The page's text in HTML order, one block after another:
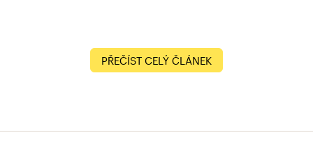
PŘEČÍST CELÝ ČLÁNEK